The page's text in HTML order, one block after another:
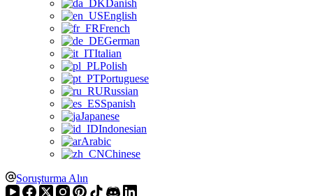
Danish
English
French
German
Italian
Polish
Portuguese
Russian
Spanish
Japanese
Indonesian
Arabic
Chinese
Soruşturma Alın